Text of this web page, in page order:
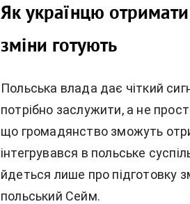
Як українцю
зміни готують
Польська влада дає чіткий
потрібно заслужити, а не
що громадянство зможуть
інтегрувався в польське
йдеться лише про підготовку
польський Сейм.